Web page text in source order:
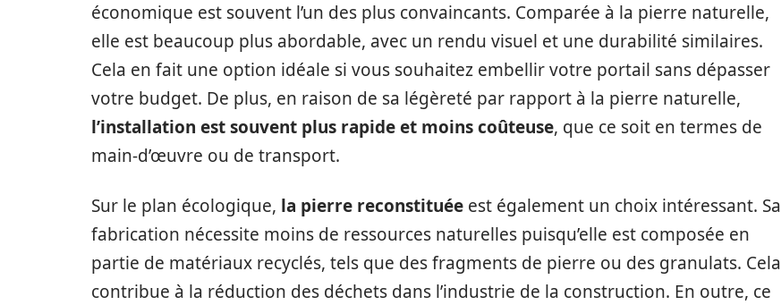
économique est souvent l’un des plus convaincants. Comparée à la pierre naturelle,
elle est beaucoup plus abordable, avec un rendu visuel et une durabilité similaires.
Cela en fait une option idéale si vous souhaitez embellir votre portail sans dépasser
votre budget. De plus, en raison de sa légèreté par rapport à la pierre naturelle,
l’installation est souvent plus rapide et moins coûteuse, que ce soit en termes de
main-d’œuvre ou de transport.
Sur le plan écologique, la pierre reconstituée est également un choix intéressant. Sa
fabrication nécessite moins de ressources naturelles puisqu’elle est composée en
partie de matériaux recyclés, tels que des fragments de pierre ou des granulats. Cela
contribue à la réduction des déchets dans l’industrie de la construction. En outre, ce